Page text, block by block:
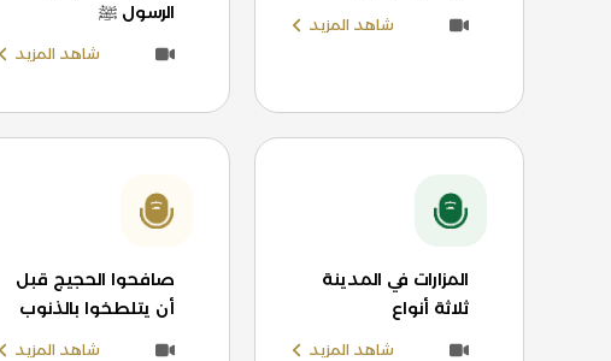
شاهد المزيد
الرسول ﷺ
شاهد المزيد
المزارات في المدينة
ثلاثة أنواع
شاهد المزيد
صافحوا الحجيج قبل
أن يتلطخوا بالذنوب
شاهد المزيد